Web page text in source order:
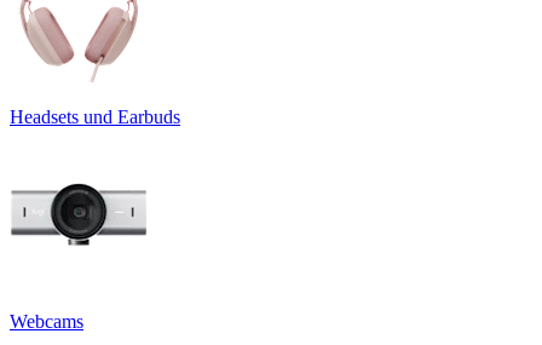
Headsets und Earbuds
Webcams